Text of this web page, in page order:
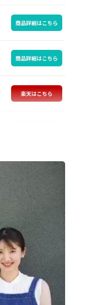
商品詳細はこちら
商品詳細はこちら
楽天はこちら